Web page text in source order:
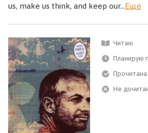
us, make us think, and keep our...Ещё
Читаю
Планирую
Прочитана
Не